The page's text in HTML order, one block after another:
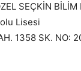
SEÇKİN BİLİM
Lisesi
1358 SK. NO: